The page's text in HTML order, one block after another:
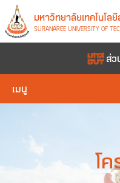
มหาวิทยาลัยเทคโนโล
SURANAREE UNIVERSITY OF
ส่ว
เมนู
โ